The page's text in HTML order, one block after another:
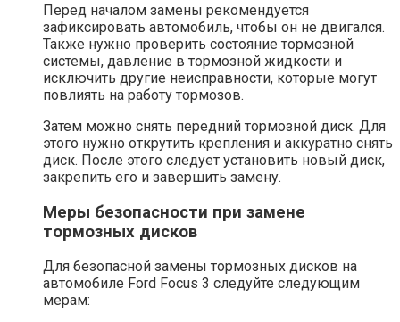
Перед началом замены рекомендуется
зафиксировать автомобиль, чтобы он не двигался.
Также нужно проверить состояние тормозной
системы, давление в тормозной жидкости и
исключить другие неисправности, которые могут
повлиять на работу тормозов.
Затем можно снять передний тормозной диск. Для
этого нужно открутить крепления и аккуратно снять
диск. После этого следует установить новый диск,
закрепить его и завершить замену.
Меры безопасности при замене
тормозных дисков
Для безопасной замены тормозных дисков на
автомобиле Ford Focus 3 следуйте следующим
мерам: